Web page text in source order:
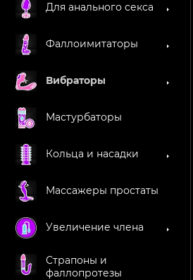
Для анального секса
Фаллоимитаторы
Вибраторы
Мастурбаторы
Кольца и насадки
Массажеры простаты
Увеличение члена
Страпоны и
фаллопротезы